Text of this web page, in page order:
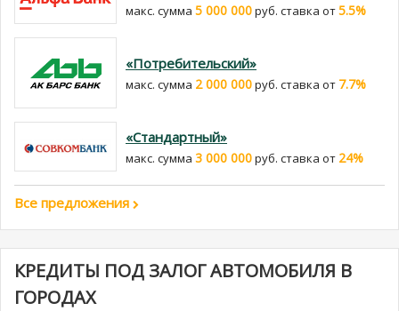
макс. сумма 5 000 000руб. cтавка от5.5%
«Потребительский»
макс. сумма 2 000 000руб. cтавка от 7.7%
«Стандартный»
макс. сумма 3 000 000руб. cтавка от 24%
Все предложения
КРЕДИТЫ ПОД ЗАЛОГ АВТОМОБИЛЯ В
ГОРОДАХ